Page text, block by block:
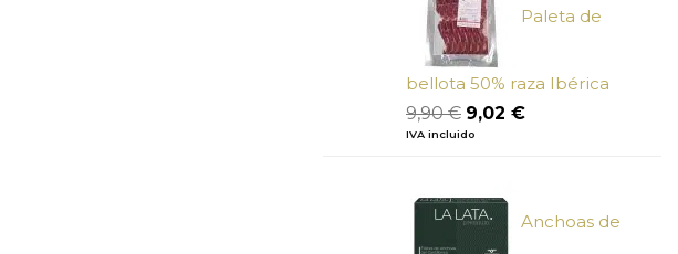
Paleta de
bellota 50% raza Ibérica
9,90€ El
precio
9,90 €.
9,02 €El
IVA incluido
Anchoas de